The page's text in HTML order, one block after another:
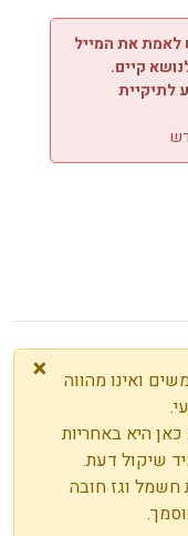
לאמת את המייל
קיים.
לתיקיית
×
ואינו מהווה
היא באחריות
שיקול דעת.
וגז חובה